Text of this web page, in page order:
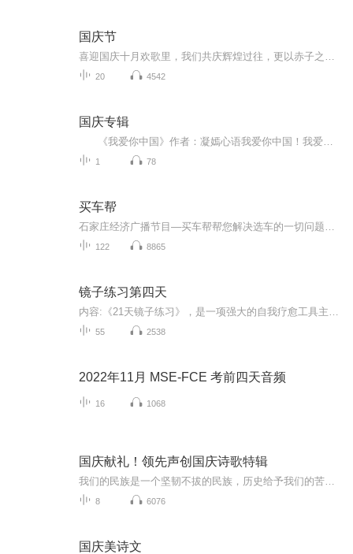
国庆节
20 4542
国庆专辑
1 78
买车帮
122 8865
镜子练习第四天
55 2538
2022年11月 MSE-FCE 考前四天音频
16 1068
国庆献礼！领先声创国庆诗歌特辑
8 6076
国庆美诗文